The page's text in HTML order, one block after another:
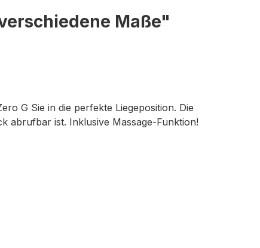
Maße"
G Sie in die perfekte Liegeposition. Die
abrufbar ist. Inklusive Massage-Funktion!